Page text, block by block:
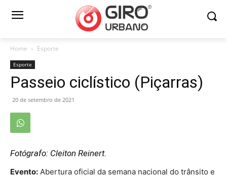
Home Esporte
Esporte
Passeio ciclístico (Piçarras)
20 de setembro de 2021
Fotógrafo: Cleiton Reinert.
Evento: Abertura oficial da semana nacional do trânsito e